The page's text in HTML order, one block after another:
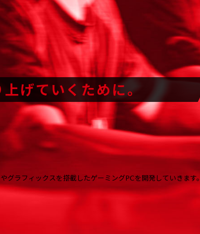
』推奨ゲーミングPC 発売
様 × ふぇに男様 G TUNE FG-A7G80 レビュー
×Zepher様 G TUNE DG-I7G70 レビュー
TUNE DG-A7G70紹介
ESPORTS CONNECT- 機材協賛
Asia Qualifier in Japan 機材協賛
介生配信
推奨ゲーミングPC発売
げていくために。
ラフィックスを搭載したゲーミングPCを開発していきます。